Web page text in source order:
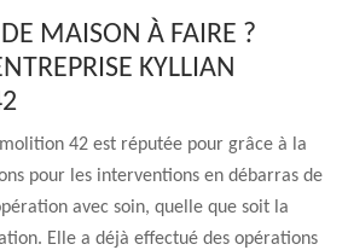
MAISON À FAIRE ?
KYLLIAN
42 est réputée pour grâce à la
pour les interventions en débarras de
avec soin, quelle que soit la
Elle a déjà effectué des opérations